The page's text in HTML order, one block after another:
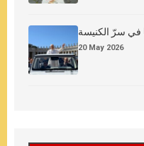
في سرّ الكنيسة
20 May 2026